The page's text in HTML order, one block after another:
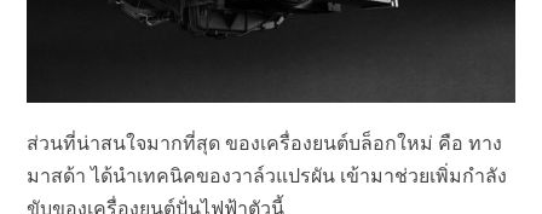
ส่วนที่น่าสนใจมากที่สุด ของเครื่องยนต์บล็อกใหม่ คือ ทาง
มาสด้า ได้นำเทคนิคของวาล์วแปรผัน เข้ามาช่วยเพิ่มกำลัง
ขับของเครื่องยนต์ปั่นไฟฟ้าตัวนี้